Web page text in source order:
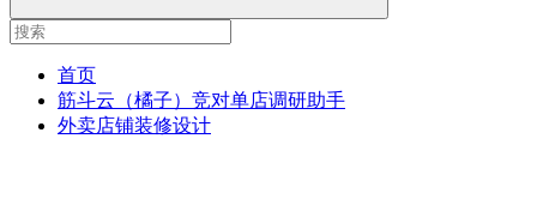
首页
筋斗云（橘子）竞对单店调研助手
外卖店铺装修设计